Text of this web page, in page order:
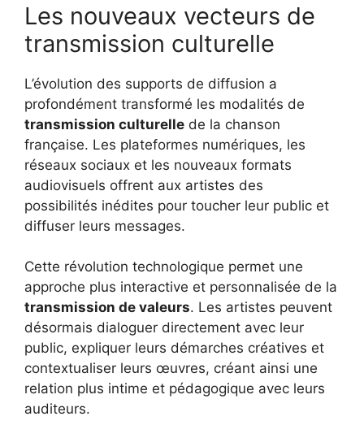
Les nouveaux vecteurs de
transmission culturelle
L’évolution des supports de diffusion a
profondément transformé les modalités de
transmission culturelle de la chanson
française. Les plateformes numériques, les
réseaux sociaux et les nouveaux formats
audiovisuels offrent aux artistes des
possibilités inédites pour toucher leur public et
diffuser leurs messages.
Cette révolution technologique permet une
approche plus interactive et personnalisée de la
transmission de valeurs. Les artistes peuvent
désormais dialoguer directement avec leur
public, expliquer leurs démarches créatives et
contextualiser leurs œuvres, créant ainsi une
relation plus intime et pédagogique avec leurs
auditeurs.